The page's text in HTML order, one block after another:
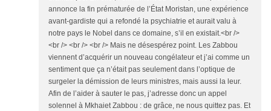
annonce la fin prématurée de l’État Moristan, une expérience
avant-gardiste qui a refondé la psychiatrie et aurait valu à
notre pays le Nobel dans ce domaine, s’il en existait.<br />
<br /> <br /> <br /> Mais ne désespérez point. Les Zabbou
viennent d’acquérir un nouveau congélateur et j’ai comme un
sentiment que ça n’était pas seulement dans l’optique de
surgeler la démission de leurs ministres, mais aussi la leur.
Afin de l’aider à sauter le pas, j’adresse donc un appel
solennel à Mkhaiet Zabbou : de grâce, ne nous quittez pas. Et